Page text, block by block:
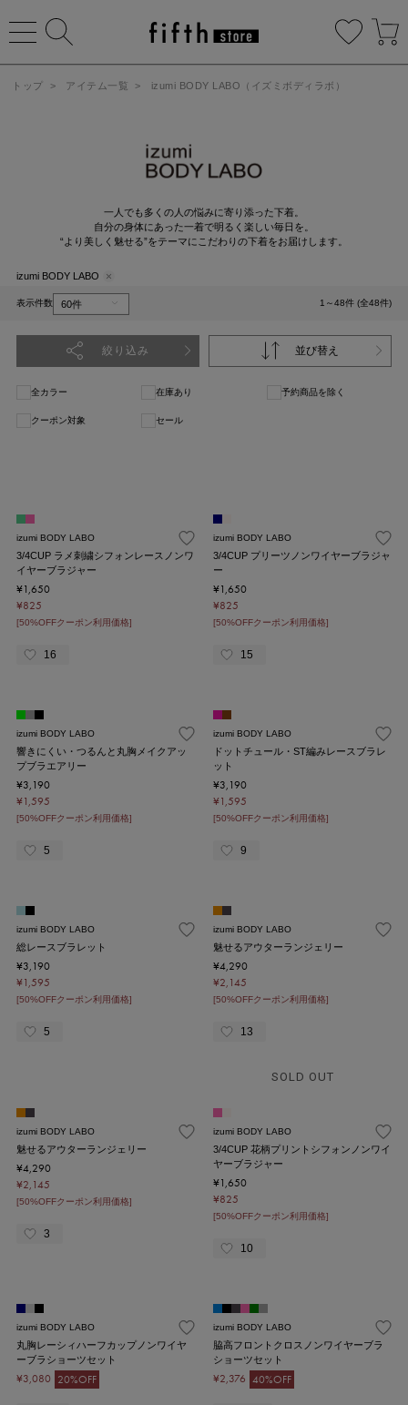
トップ > アイテム一覧 > izumi BODY LABO（イズミボディラボ）
一人でも多くの人の悩みに寄り添った下着。
自分の身体にあった一着で明るく楽しい毎日を。
“より美しく魅せる”をテーマにこだわりの下着をお届けします。
izumi BODY LABO
表示件数 1～48件 (全48件)
絞り込み 並び替え
全カラー 在庫あり 予約商品を除く
クーポン対象 セール
izumi BODY LABO
3/4CUP ラメ刺繍シフォンレースノンワ
イヤーブラジャー
¥1,650
¥825
[50%OFFクーポン利用価格]
16
izumi BODY LABO
3/4CUP プリーツノンワイヤーブラジャ
ー
¥1,650
¥825
[50%OFFクーポン利用価格]
15
izumi BODY LABO
響きにくい・つるんと丸胸メイクアッ
プブラエアリー
¥3,190
¥1,595
[50%OFFクーポン利用価格]
5
izumi BODY LABO
ドットチュール・ST編みレースブラレ
ット
¥3,190
¥1,595
[50%OFFクーポン利用価格]
9
izumi BODY LABO
総レースブラレット
¥3,190
¥1,595
[50%OFFクーポン利用価格]
5
izumi BODY LABO
魅せるアウターランジェリー
¥4,290
¥2,145
[50%OFFクーポン利用価格]
13
izumi BODY LABO
魅せるアウターランジェリー
¥4,290
¥2,145
[50%OFFクーポン利用価格]
3
SOLD OUT
izumi BODY LABO
3/4CUP 花柄プリントシフォンノンワイ
ヤーブラジャー
¥1,650
¥825
[50%OFFクーポン利用価格]
10
izumi BODY LABO
丸胸レーシィハーフカップノンワイヤ
ーブラショーツセット
¥3,080 20%OFF
izumi BODY LABO
脇高フロントクロスノンワイヤーブラ
ショーツセット
¥2,376 40%OFF